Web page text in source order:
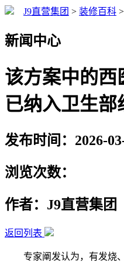
J9直营集团 > 装修百科 >
新闻中心
该方案中的西
已纳入卫生部
发布时间：2026-
浏览次数：
作者：J9直营集团
返回列表
专家阐发认为，有发烧、